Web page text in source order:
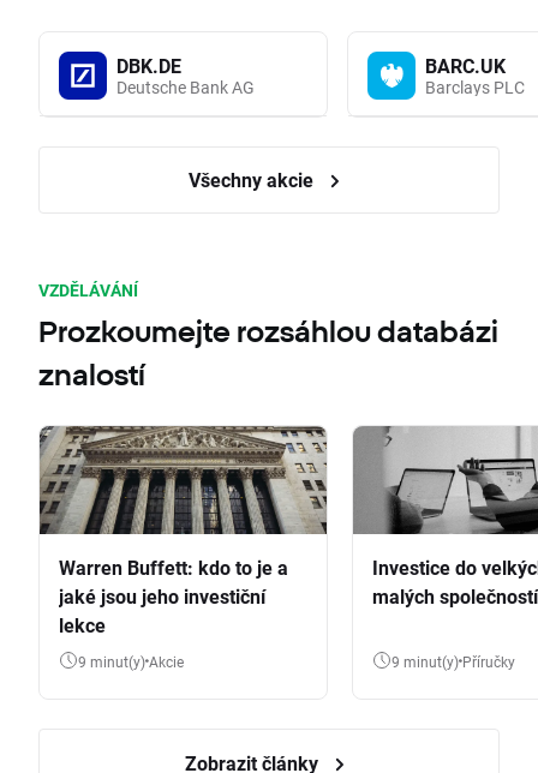
DBK.DE
Deutsche Bank AG
BARC.UK
Barclays PLC
Všechny akcie
VZDĚLÁVÁNÍ
Prozkoumejte rozsáhlou databázi
znalostí
Warren Buffett: kdo to je a
jaké jsou jeho investiční
lekce
9 minut(y) Akcie
Investice do
malých společností
9 minut(y) Příručky
Zobrazit články